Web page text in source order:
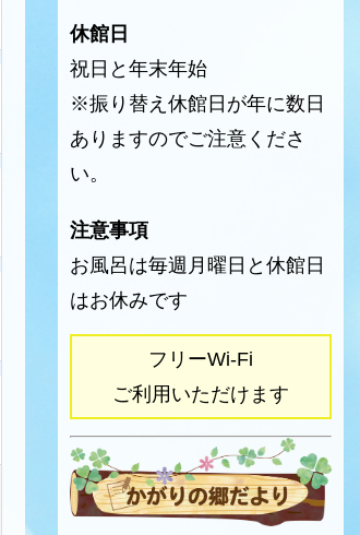
休館日
祝日と年末年始
※振り替え休館日が年に数日
ありますのでご注意くださ
い。
注意事項
お風呂は毎週月曜日と休館日
はお休みです
フリーWi-Fi
ご利用いただけます